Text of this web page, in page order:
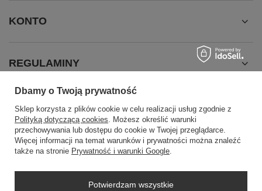
KONTO
REGULAMINY
INFORMACJE
Dbamy o Twoją prywatność
Sklep korzysta z plików cookie w celu realizacji usług zgodnie z
Polityką dotyczącą cookies. Możesz określić warunki
przechowywania lub dostępu do cookie w Twojej przeglądarce.
Więcej informacji na temat warunków i prywatności można znaleźć
także na stronie Prywatność i warunki Google.
Potwierdzam wszystkie